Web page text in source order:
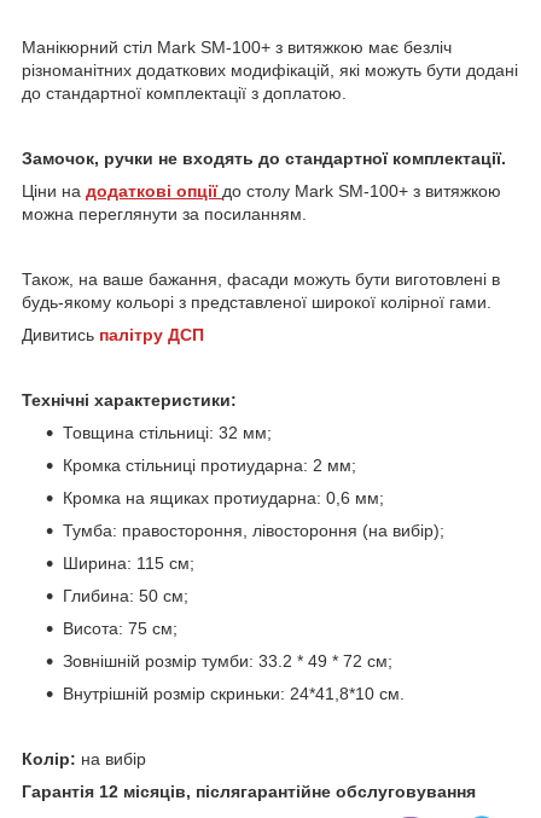
Манікюрний стіл Mark SM-100+ з витяжкою має безліч
різноманітних додаткових модифікацій, які можуть бути додані
до стандартної комплектації з доплатою.
Замочок, ручки не входять до стандартної комплектації.
Ціни на додаткові опції до столу Mark SM-100+ з витяжкою
можна переглянути за посиланням.
Також, на ваше бажання, фасади можуть бути виготовлені в
будь-якому кольорі з представленої широкої колірної гами.
Дивитись палітру ДСП
Технічні характеристики:
Товщина стільниці: 32 мм;
Кромка стільниці протиударна: 2 мм;
Кромка на ящиках протиударна: 0,6 мм;
Тумба: правостороння, лівостороння (на вибір);
Ширина: 115 см;
Глибина: 50 см;
Висота: 75 см;
Зовнішній розмір тумби: 33.2 * 49 * 72 см;
Внутрішній розмір скриньки: 24*41,8*10 см.
Колір: на вибір
Гарантія 12 місяців, післягарантійне обслуговування